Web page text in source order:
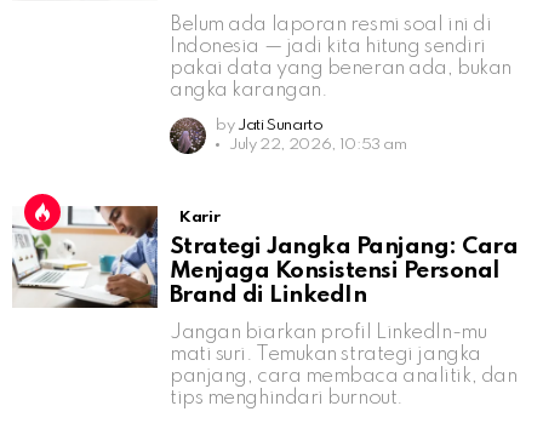
Belum ada laporan resmi soal ini di
Indonesia — jadi kita hitung sendiri
pakai data yang beneran ada, bukan
angka karangan.
by Jati Sunarto
July 22, 2026, 10:53 am
Karir
Strategi Jangka Panjang: Cara
Menjaga Konsistensi Personal
Brand di LinkedIn
Jangan biarkan profil LinkedIn-mu
mati suri. Temukan strategi jangka
panjang, cara membaca analitik, dan
tips menghindari burnout.